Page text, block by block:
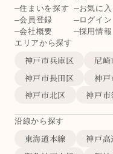
住まいを探す お気に入
会員登録
ログイン
会社概要
採用情報
エリアから探す
神戸市兵庫区 尼崎
神戸市長田区
神戸
神戸市北区
神戸市
沿線から探す
東海道本線 神戸高